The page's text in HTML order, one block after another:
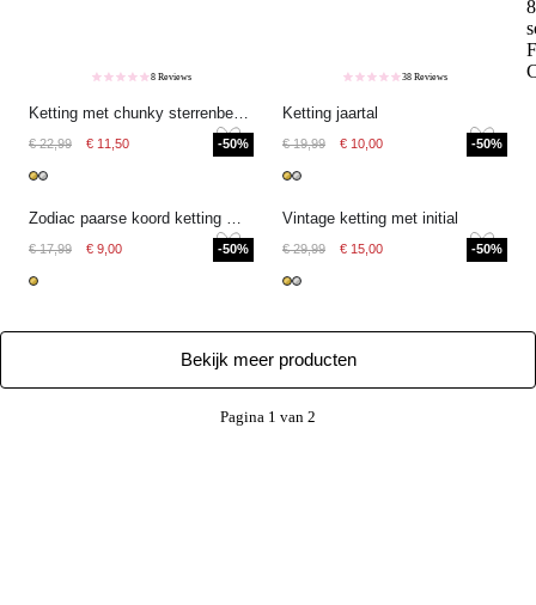
8 Reviews
Ketting met chunky sterrenbeeld bedel
€ 22,99 € 11,50 -50%
38 Reviews
Ketting jaartal
€ 19,99 € 10,00 -50%
Zodiac paarse koord ketting met zoetwaterparel
€ 17,99 € 9,00 -50%
Vintage ketting met initial
€ 29,99 € 15,00 -50%
Bekijk meer producten
Pagina 1 van 2